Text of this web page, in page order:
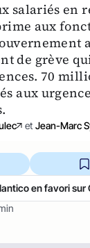
salariés en
aux
de grève
70
aux
et Jean-Marc
en favori sur